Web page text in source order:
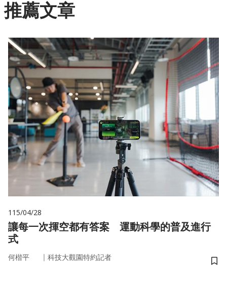
推薦文章
115/04/28
讓每一次揮空都有答案 運動科學的普及進行
式
何楷平 ｜ 科技大觀園特約記者
儲